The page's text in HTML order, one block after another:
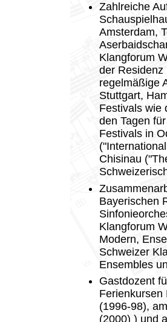
Zahlreiche
Amsterdam,
Klangforum
der Residenz
regelmäßige
Stuttgart,
Festivals wie
den Tagen
Festivals in
Chisinau
Bayerischen
Klangforum
Modern,
Schweizer
Ensembles
Gastdozent
Ferienkursen
(1996-98),
(2000) ) und